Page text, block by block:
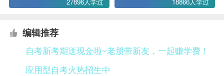
编辑推荐
自考新考期送现金啦~老朋带新友，一起赚学费！
应用型自考火热招生中